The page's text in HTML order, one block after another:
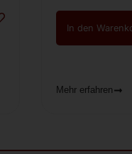
In den
Mehr erfahren